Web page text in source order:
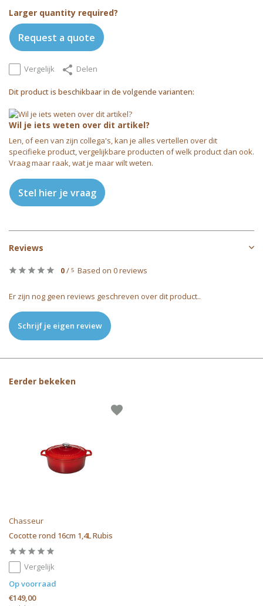
Larger quantity required?
Request a quote
Vergelijk Delen
Dit product is beschikbaar in de volgende varianten:
Wil je iets weten over dit artikel?
Len, of een van zijn collega's, kan je alles vertellen over dit
specifieke product, vergelijkbare producten of welk product dan ook.
Vraag maar raak, wat je maar wilt weten.
Stel hier je vraag
Reviews
0/ 5 Based on 0 reviews
Er zijn nog geen reviews geschreven over dit product..
Schrijf je eigen review
Eerder bekeken
Chasseur
Cocotte rond 16cm 1,4L Rubis
Vergelijk
Op voorraad
€149,00